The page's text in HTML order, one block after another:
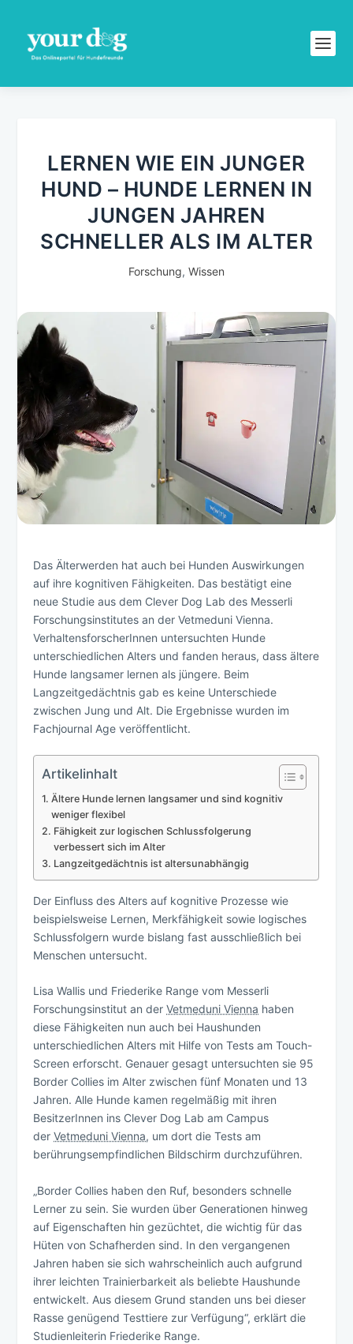
LERNEN WIE EIN JUNGER
HUND – HUNDE LERNEN IN
JUNGEN JAHREN
SCHNELLER ALS IM ALTER
Forschung, Wissen
Das Älterwerden hat auch bei Hunden Auswirkungen
auf ihre kognitiven Fähigkeiten. Das bestätigt eine
neue Studie aus dem Clever Dog Lab des Messerli
Forschungsinstitutes an der Vetmeduni Vienna.
VerhaltensforscherInnen untersuchten Hunde
unterschiedlichen Alters und fanden heraus, dass ältere
Hunde langsamer lernen als jüngere. Beim
Langzeitgedächtnis gab es keine Unterschiede
zwischen Jung und Alt. Die Ergebnisse wurden im
Fachjournal Age veröffentlicht.
Artikelinhalt
Ältere Hunde lernen langsamer und sind kognitiv
weniger flexibel
Fähigkeit zur logischen Schlussfolgerung
verbessert sich im Alter
Langzeitgedächtnis ist altersunabhängig
Der Einfluss des Alters auf kognitive Prozesse wie
beispielsweise Lernen, Merkfähigkeit sowie logisches
Schlussfolgern wurde bislang fast ausschließlich bei
Menschen untersucht.
Lisa Wallis und Friederike Range vom Messerli
Forschungsinstitut an derVetmeduni Vienna haben
diese Fähigkeiten nun auch bei Haushunden
unterschiedlichen Alters mit Hilfe von Tests am Touch-
Screen erforscht. Genauer gesagt untersuchten sie 95
Border Collies im Alter zwischen fünf Monaten und 13
Jahren. Alle Hunde kamen regelmäßig mit ihren
BesitzerInnen ins Clever Dog Lab am Campus
derVetmeduni Vienna, um dort die Tests am
berührungsempfindlichen Bildschirm durchzuführen.
„Border Collies haben den Ruf, besonders schnelle
Lerner zu sein. Sie wurden über Generationen hinweg
auf Eigenschaften hin gezüchtet, die wichtig für das
Hüten von Schafherden sind. In den vergangenen
Jahren haben sie sich wahrscheinlich auch aufgrund
ihrer leichten Trainierbarkeit als beliebte Haushunde
entwickelt. Aus diesem Grund standen uns bei dieser
Rasse genügend Testtiere zur Verfügung“, erklärt die
Studienleiterin Friederike Range.